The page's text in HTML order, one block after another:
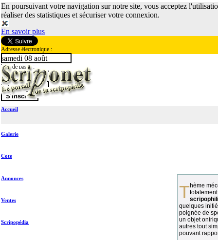
En poursuivant votre navigation sur notre site, vous acceptez
réaliser des statistiques et sécuriser votre connexion.
En savoir plus
Adresse électronique :
Mot de passe :
samedi 08 août
Accueil
Galerie
Cote
Annonces
Ventes
Scripopédia
Thème méconnu des collectionneurs et
quelques
poignée de
un objet
autres tout
pouvant